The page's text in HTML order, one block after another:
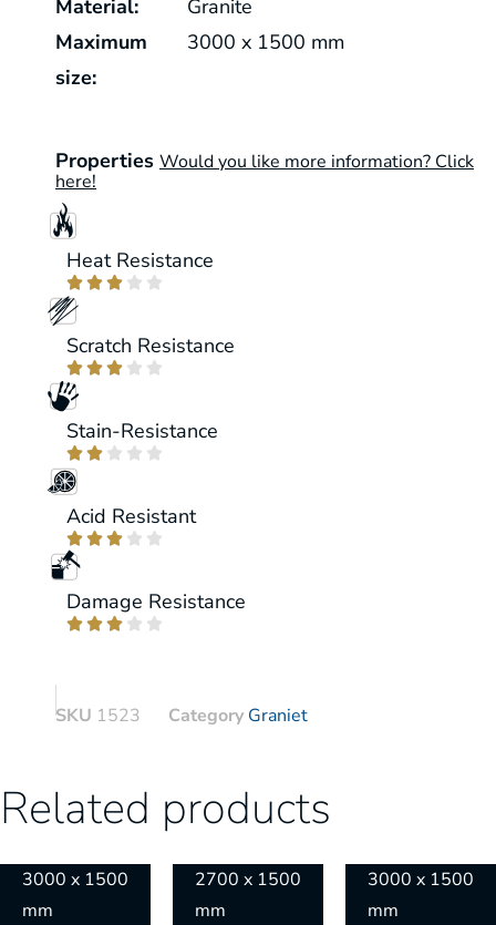
Material:
Granite
Maximum
size:
3000 x 1500 mm
Properties Would you like more information? Click
here!
Heat Resistance
    
Scratch Resistance
    
Stain-Resistance
    
Acid Resistant
    
Damage Resistance
    
SKU 1523 Category Graniet
Related products
3000 x 1500
mm
2700 x 1500
mm
3000 x 1500
mm